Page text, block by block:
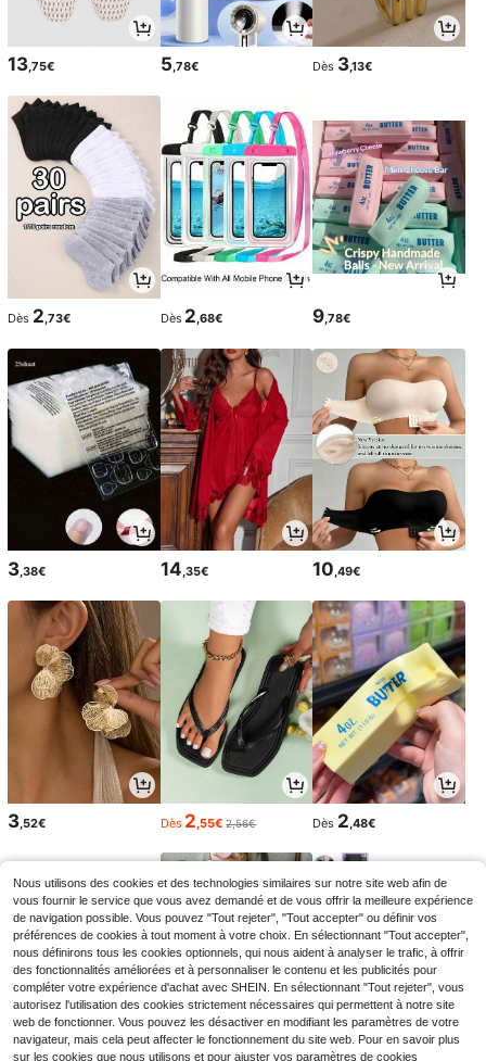
13,75€ 5,78€ Dès 3,13€
Dès 2,73€ Dès 2,68€ 9,78€
3 ,38€ 14 ,35€ 10 ,49€
3,52€ Dès 2,55€ 2,56€ Dès 2,48€
Nous utilisons des cookies et des technologies similaires sur notre site web afin de
vous fournir le service que vous avez demandé et de vous offrir la meilleure expérience
de navigation possible. Vous pouvez "Tout rejeter", "Tout accepter" ou définir vos
préférences de cookies à tout moment à votre choix. En sélectionnant "Tout accepter",
nous définirons tous les cookies optionnels, qui nous aident à analyser le trafic, à offrir
des fonctionnalités améliorées et à personnaliser le contenu et les publicités pour
compléter votre expérience d'achat avec SHEIN. En sélectionnant "Tout rejeter", vous
autorisez l'utilisation des cookies strictement nécessaires qui permettent à notre site
web de fonctionner. Vous pouvez les désactiver en modifiant les paramètres de votre
navigateur, mais cela peut affecter le fonctionnement du site web. Pour en savoir plus
sur les cookies que nous utilisons et pour ajuster vos paramètres de cookies